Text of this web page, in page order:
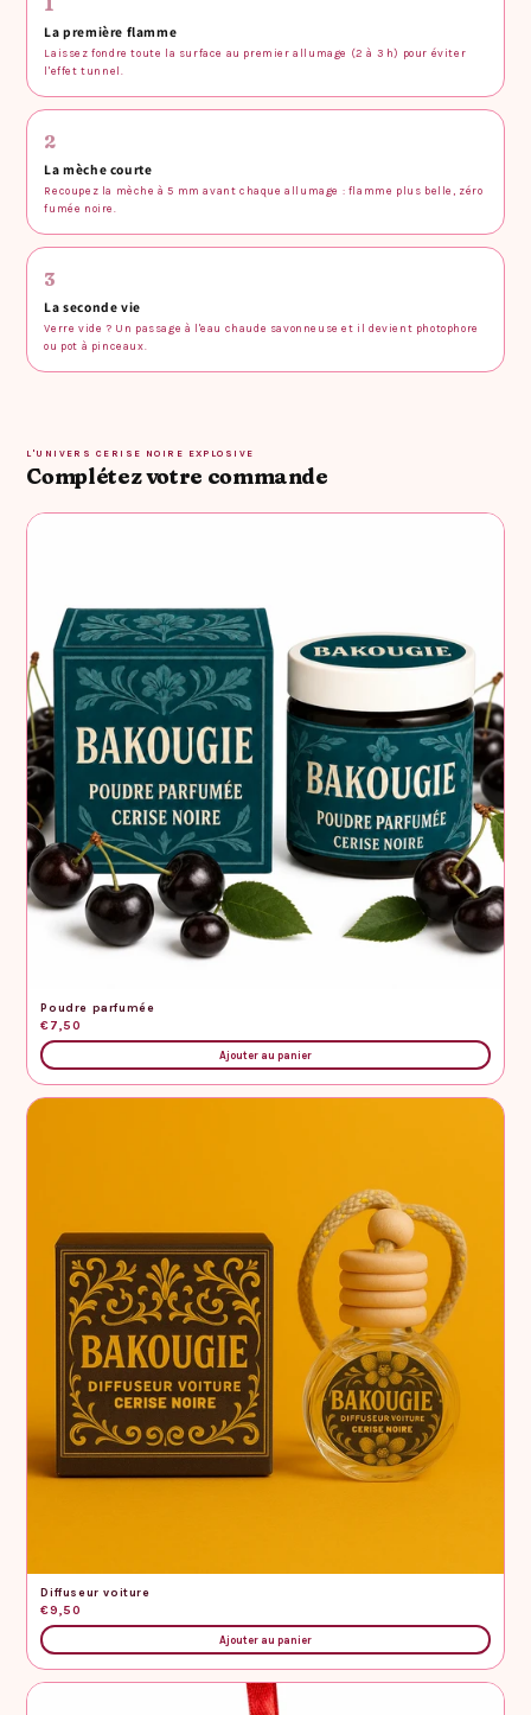
La première flamme
Laissez fondre toute la surface au premier allumage (2 à 3 h) pour éviter
l'effet tunnel.
2
La mèche courte
Recoupez la mèche à 5 mm avant chaque allumage : flamme plus belle, zéro
fumée noire.
3
La seconde vie
Verre vide ? Un passage à l'eau chaude savonneuse et il devient photophore
ou pot à pinceaux.
L'UNIVERS CERISE NOIRE EXPLOSIVE
Complétez votre commande
Poudre parfumée
€7,50
Ajouter au panier
Diffuseur voiture
€9,50
Ajouter au panier